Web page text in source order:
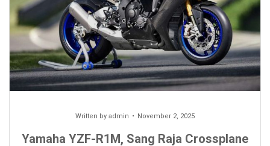
Written by admin November 2, 2025
Yamaha YZF-R1M, Sang Raja Crossplane